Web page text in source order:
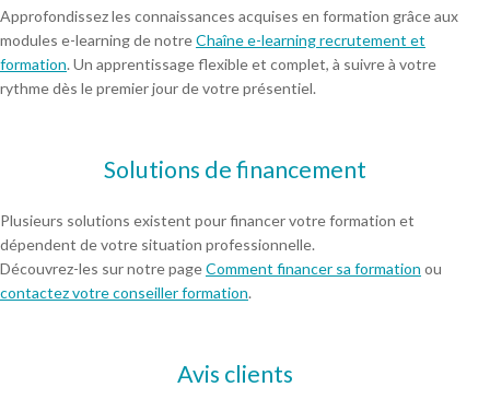
Approfondissez les connaissances acquises en formation grâce aux
modules e-learning de notreChaîne e-learning recrutement et
formation. Un apprentissage flexible et complet, à suivre à votre
rythme dès le premier jour de votre présentiel.
Solutions de financement
Plusieurs solutions existent pour financer votre formation et
dépendent de votre situation professionnelle.
Découvrez-les sur notre pageComment financer sa formation ou
contactez votre conseiller formation.
Avis clients